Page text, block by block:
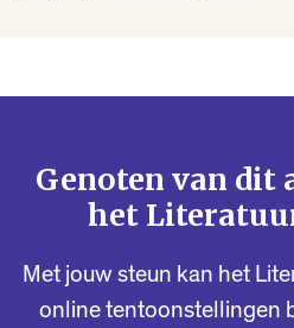
Genoten van dit
het
Met jouw steun kan het
online tentoonstellingen